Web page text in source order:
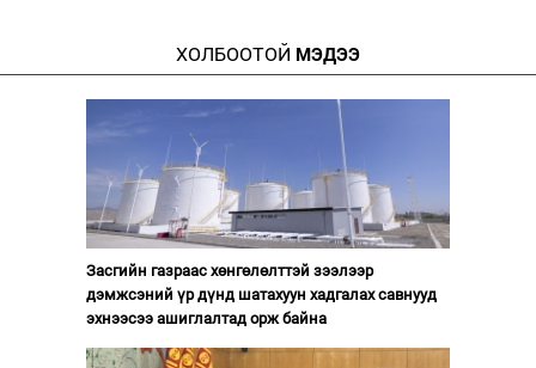
ХОЛБООТОЙ МЭДЭЭ
Засгийн газраас хөнгөлөлттэй зээлээр
дэмжсэний үр дүнд шатахуун хадгалах савнууд
эхнээсээ ашиглалтад орж байна